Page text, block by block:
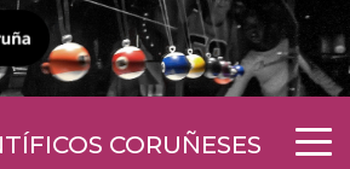
CORUÑESES